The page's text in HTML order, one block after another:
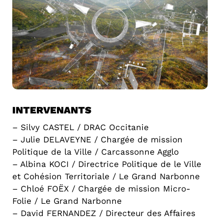
INTERVENANTS
– Silvy CASTEL / DRAC Occitanie
– Julie DELAVEYNE / Chargée de mission
Politique de la Ville / Carcassonne Agglo
– Albina KOCI / Directrice Politique de le Ville
et Cohésion Territoriale / Le Grand Narbonne
– Chloé FOËX / Chargée de mission Micro-
Folie / Le Grand Narbonne
– David FERNANDEZ / Directeur des Affaires